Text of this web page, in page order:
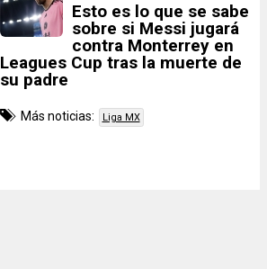
Esto es lo que se sabe
sobre si Messi jugará
contra Monterrey en
Leagues Cup tras la muerte de
su padre
Más noticias: Liga MX